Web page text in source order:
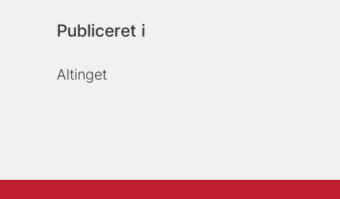
Publiceret i
Altinget